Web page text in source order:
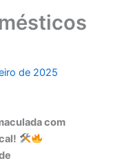
de 2025
com